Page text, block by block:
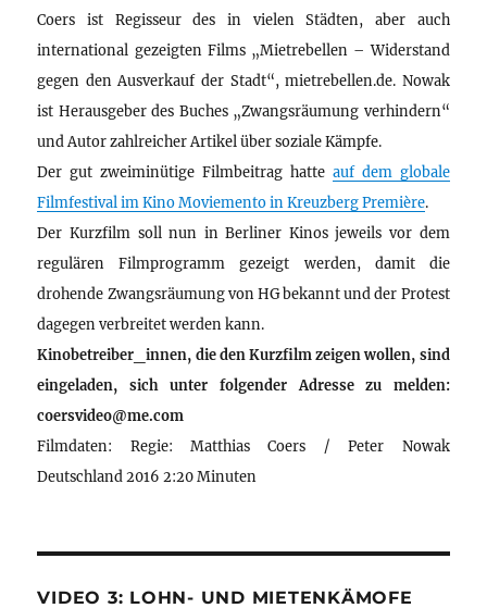
Coers ist Regisseur des in vielen Städten, aber auch
international gezeigten Films „Mietrebellen – Widerstand
gegen den Ausverkauf der Stadt“, mietrebellen.de. Nowak
ist Herausgeber des Buches „Zwangsräumung verhindern“
und Autor zahlreicher Artikel über soziale Kämpfe.
Der gut zweiminütige Filmbeitrag hatte auf dem globale
Filmfestival im Kino Moviemento in Kreuzberg Première.
Der Kurzfilm soll nun in Berliner Kinos jeweils vor dem
regulären Filmprogramm gezeigt werden, damit die
drohende Zwangsräumung von HG bekannt und der Protest
dagegen verbreitet werden kann.
Kinobetreiber_innen, die den Kurzfilm zeigen wollen, sind
eingeladen, sich unter folgender Adresse zu melden:
coersvideo@me.com
Filmdaten: Regie: Matthias Coers / Peter Nowak
Deutschland 2016 2:20 Minuten
VIDEO 3: LOHN- UND MIETENKÄMOFE